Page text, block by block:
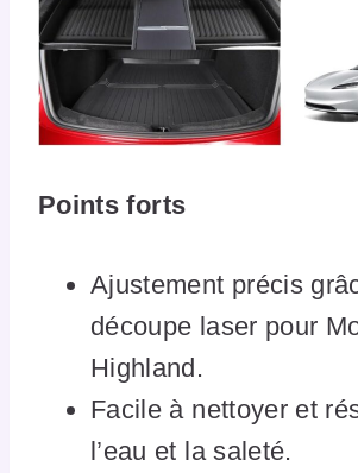
Points forts
Ajustement précis
découpe laser pour
Highland.
Facile à nettoyer et
l’eau et la saleté.